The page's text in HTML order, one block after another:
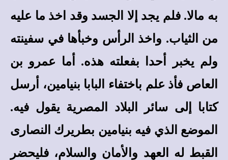
به مالا. فلم يجد إلا الجسد وقد اخذ ما عليه
من الثياب. واخذ الرأس وخبأها في سفينته
ولم يخبر أحدا بفعلته هذه. أما عمرو بن
العاص فأذ علم باختفاء البابا بنيامين، أرسل
كتابا إلى سائر البلاد المصرية يقول فيه.
الموضع الذي فيه بنيامين بطريرك النصارى
القبط له العهد والأمان والسلام، فليحضر